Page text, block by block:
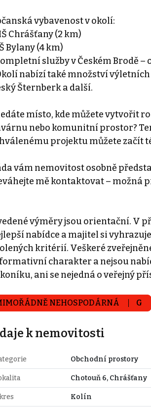
vybavenost v okolí:
Chrášťany (2 km)
Bylany (4 km)
služby v Českém Brodě
nabízí také množství
Šternberk a další.
místo, kde můžete vytvořit
nebo komunitní prostor?
projektu můžete začít
vám nemovitost osobně
mě kontaktovat – možná
výměry jsou orientační. V
nabídce a majitel si
kritérií. Veškeré
charakter a nejsou
ani se nejedná o veřejný
NEHOSPODÁRNÁ G
k nemovitosti
Obchodní prostory
Chotouň 6, Chrášťany
Kolín